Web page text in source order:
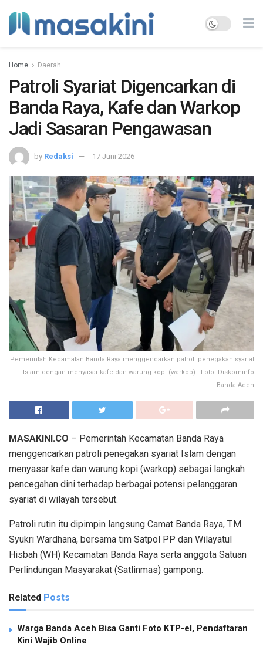
Home Daerah
Patroli Syariat Digencarkan di
Banda Raya, Kafe dan Warkop
Jadi Sasaran Pengawasan
by Redaksi 17 Juni 2026
Pemerintah Kecamatan Banda Raya menggencarkan patroli penegakan syariat
Islam dengan menyasar kafe dan warung kopi (warkop) | Foto: Diskominfo
Banda Aceh
MASAKINI.CO – Pemerintah Kecamatan Banda Raya
menggencarkan patroli penegakan syariat Islam dengan
menyasar kafe dan warung kopi (warkop) sebagai langkah
pencegahan dini terhadap berbagai potensi pelanggaran
syariat di wilayah tersebut.
Patroli rutin itu dipimpin langsung Camat Banda Raya, T.M.
Syukri Wardhana, bersama tim Satpol PP dan Wilayatul
Hisbah (WH) Kecamatan Banda Raya serta anggota Satuan
Perlindungan Masyarakat (Satlinmas) gampong.
Related Posts
Warga Banda Aceh Bisa Ganti Foto KTP-el, Pendaftaran
Kini Wajib Online